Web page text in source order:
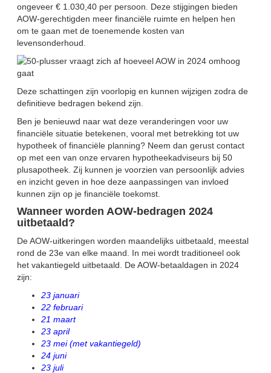
ongeveer € 1.030,40 per persoon. Deze stijgingen bieden
AOW-gerechtigden meer financiële ruimte en helpen hen
om te gaan met de toenemende kosten van
levensonderhoud.
Deze schattingen zijn voorlopig en kunnen wijzigen zodra de
definitieve bedragen bekend zijn.
Ben je benieuwd naar wat deze veranderingen voor uw
financiële situatie betekenen, vooral met betrekking tot uw
hypotheek of financiële planning? Neem dan gerust contact
op met een van onze ervaren hypotheekadviseurs bij 50
plusapotheek. Zij kunnen je voorzien van persoonlijk advies
en inzicht geven in hoe deze aanpassingen van invloed
kunnen zijn op je financiële toekomst.
Wanneer worden AOW-bedragen 2024
uitbetaald?
De AOW-uitkeringen worden maandelijks uitbetaald, meestal
rond de 23e van elke maand. In mei wordt traditioneel ook
het vakantiegeld uitbetaald. De AOW-betaaldagen in 2024
zijn:
23 januari
22 februari
21 maart
23 april
23 mei (met vakantiegeld)
24 juni
23 juli